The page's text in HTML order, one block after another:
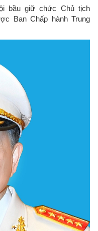
bầu giữ chức Chủ tịch
Ban Chấp hành Trung